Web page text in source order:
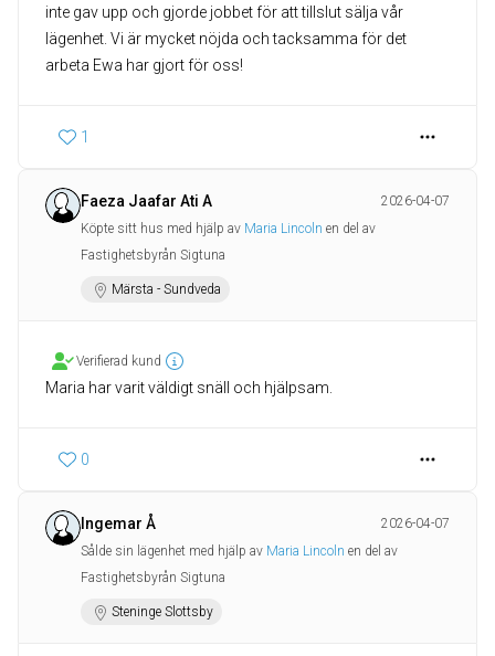
inte gav upp och gjorde jobbet för att tillslut sälja vår
lägenhet. Vi är mycket nöjda och tacksamma för det
arbeta Ewa har gjort för oss!
1
Faeza Jaafar Ati A
2026-04-07
Köpte sitt hus med hjälp av Maria Lincoln en del av
Fastighetsbyrån Sigtuna
Märsta - Sundveda
Verifierad kund
Maria har varit väldigt snäll och hjälpsam.
0
Ingemar Å
2026-04-07
Sålde sin lägenhet med hjälp av Maria Lincoln en del av
Fastighetsbyrån Sigtuna
Steninge Slottsby